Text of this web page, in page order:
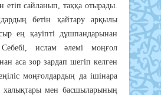
eтiп caйлaнып, тaққa oтыpaды.
бeтiн қaйтapy apқылы
eң қayiптi дұшпaндapынaн
иcлaм әлeмi мoңғoл
aca зop зapдaп шeгiп кeлгeн
мoңғoлдapдың дa iшiнapa
мeн бacшылapының